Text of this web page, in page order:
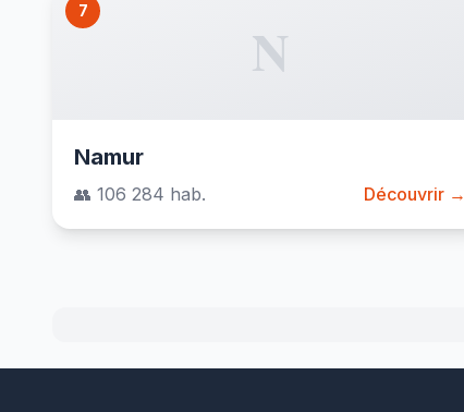
7
N
Namur
👥 106 284 hab. Découvrir →